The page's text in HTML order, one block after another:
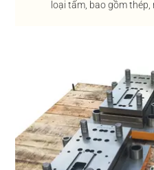
loại tấm, bao gồm thép,